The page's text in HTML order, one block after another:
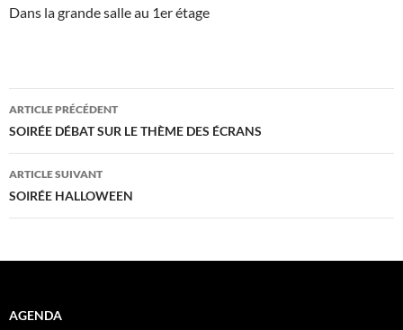
Dans la grande salle au 1er étage
Navigation
des
articles
ARTICLE PRÉCÉDENT
SOIRÉE DÉBAT SUR LE THÈME DES ÉCRANS
ARTICLE SUIVANT
SOIRÉE HALLOWEEN
AGENDA